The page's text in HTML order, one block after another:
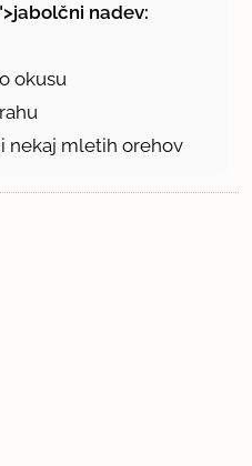
nadev:
okusu
nekaj mletih orehov